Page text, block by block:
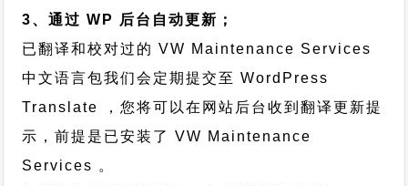
3、通过 WP 后台自动更新；
已翻译和校对过的 VW Maintenance Services
中文语言包我们会定期提交至 WordPress
Translate ，您将可以在网站后台收到翻译更新提
示，前提是已安装了 VW Maintenance
Services 。